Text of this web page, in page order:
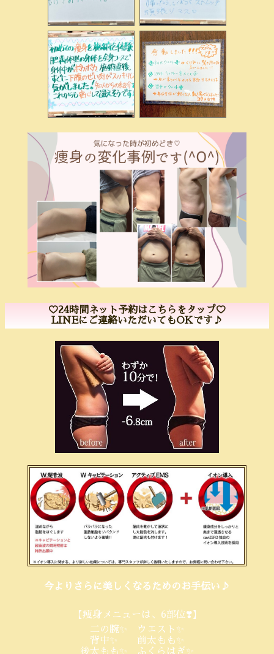
♡24時間ネット予約はこちらをタップ♡
LINEにご連絡いただいてもOKです♪
今よりさらに美しくなるためのお手伝い♪
【痩身メニューは、6部位❣️】
二の腕✨ ウエスト✨
背中✨ 前太もも✨
後太もも✨ ふくらはぎ✨